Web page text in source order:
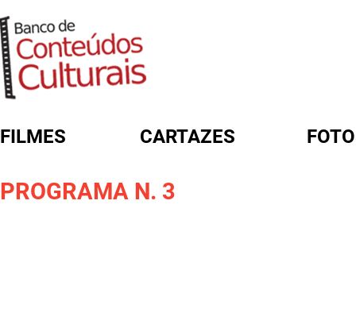
FILMES CARTAZES
PROGRAMA N. 3FORMULÁRIO DE BUSCA